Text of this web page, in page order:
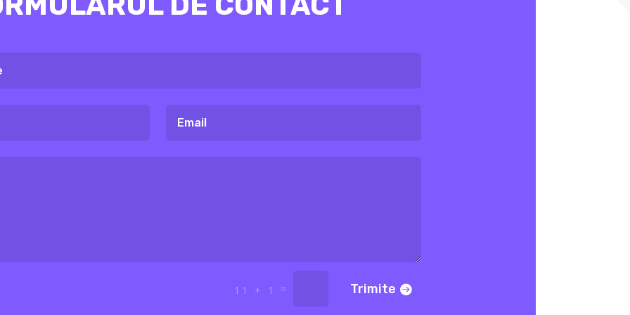
11 + 1 = Trimite